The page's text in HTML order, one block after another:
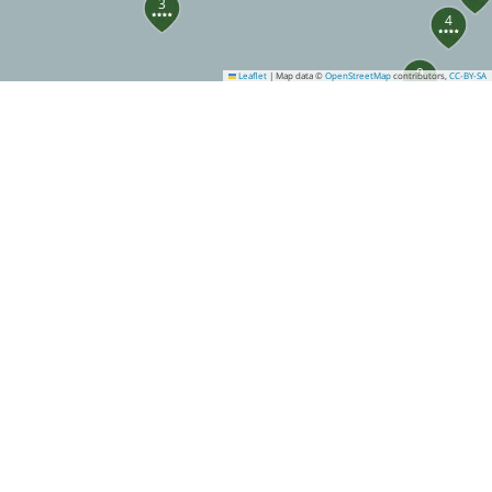
3
4
9
Leaflet | Map data © OpenStreetMap contributors, CC-BY-SA